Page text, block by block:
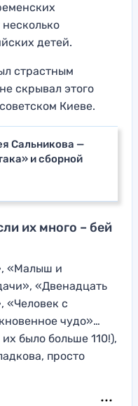
детей.
страстным
скрывал этого
Киеве.
Сальникова —
и сборной
их много – бей
«Малыш и
«Двенадцать
«Человек с
чудо»…
было больше 110!),
просто